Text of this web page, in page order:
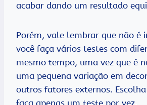
acabar dando um resultado
Porém, vale lembrar que não é
você faça vários testes com
mesmo tempo, uma vez que é
uma pequena variação em
outros fatores externos.